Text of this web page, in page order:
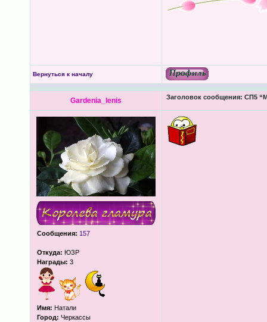
Вернуться к началу
Gardenia_lenis Заголовок сообщения: СП5
Сообщения: 157
Откуда: ЮЗР
Награды: 3
Имя: Натали
Город: Черкассы